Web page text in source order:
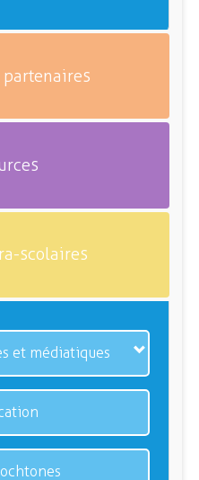
scolaires
et médiatiques